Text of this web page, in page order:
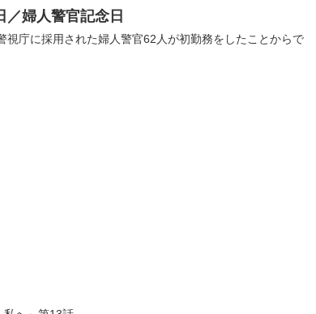
／婦人警官記念日
視庁に採用された婦人警官62人が初勤務をしたことからで